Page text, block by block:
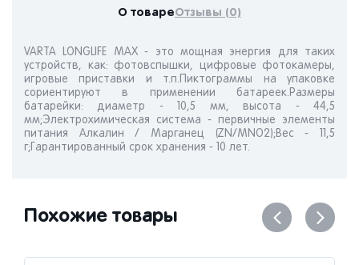
О товареОтзывы (0)
VARTA LONGLIFE MAX - это мощная энергия для таких
устройств, как: фотовспышки, цифровые фотокамеры,
игровые приставки и т.п.Пиктограммы на упаковке
сориентируют в применении батареек.Размеры
батарейки: диаметр - 10,5 мм, высота - 44,5
мм;Электрохимическая система - первичные элементы
питания Алкалин / Марганец (ZN/MNO2);Вес - 11,5
г;Гарантированный срок хранения - 10 лет.
Похожие товары